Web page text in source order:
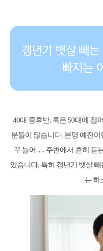
갱년기 뱃살 빼
빠지는
40대 중후반, 혹은 50대에 접
분들이 많습니다. 분명 예전
꾸 늘어…. 주변에서 흔히 듣
있습니다. 특히 갱년기 뱃살
는 하